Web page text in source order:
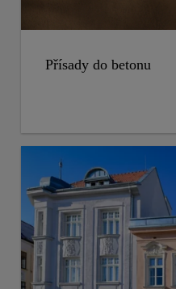
Přísady do betonu